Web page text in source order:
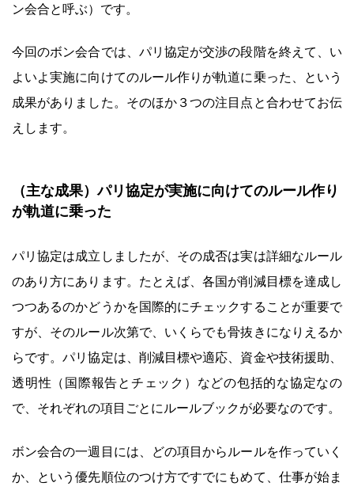
ン会合と呼ぶ）です。
今回のボン会合では、パリ協定が交渉の段階を終えて、い
よいよ実施に向けてのルール作りが軌道に乗った、という
成果がありました。そのほか３つの注目点と合わせてお伝
えします。
（主な成果）パリ協定が実施に向けてのルール作り
が軌道に乗った
パリ協定は成立しましたが、その成否は実は詳細なルール
のあり方にあります。たとえば、各国が削減目標を達成し
つつあるのかどうかを国際的にチェックすることが重要で
すが、そのルール次第で、いくらでも骨抜きになりえるか
らです。パリ協定は、削減目標や適応、資金や技術援助、
透明性（国際報告とチェック）などの包括的な協定なの
で、それぞれの項目ごとにルールブックが必要なのです。
ボン会合の一週目には、どの項目からルールを作っていく
か、という優先順位のつけ方ですでにもめて、仕事が始ま